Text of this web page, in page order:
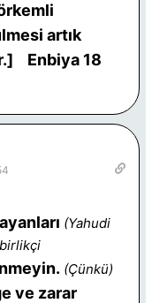
artık
Enbiya 18
(Yahudi
(Çünkü)
ve zarar